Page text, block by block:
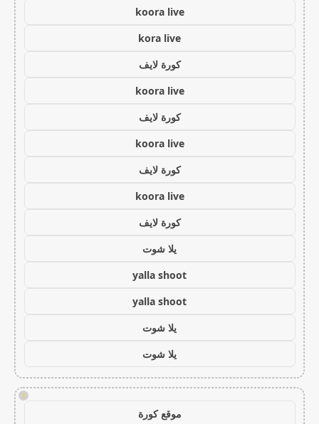
koora live
kora live
كورة لايف
koora live
كورة لايف
koora live
كورة لايف
koora live
كورة لايف
يلا شوت
yalla shoot
yalla shoot
يلا شوت
يلا شوت
!
موقع كورة